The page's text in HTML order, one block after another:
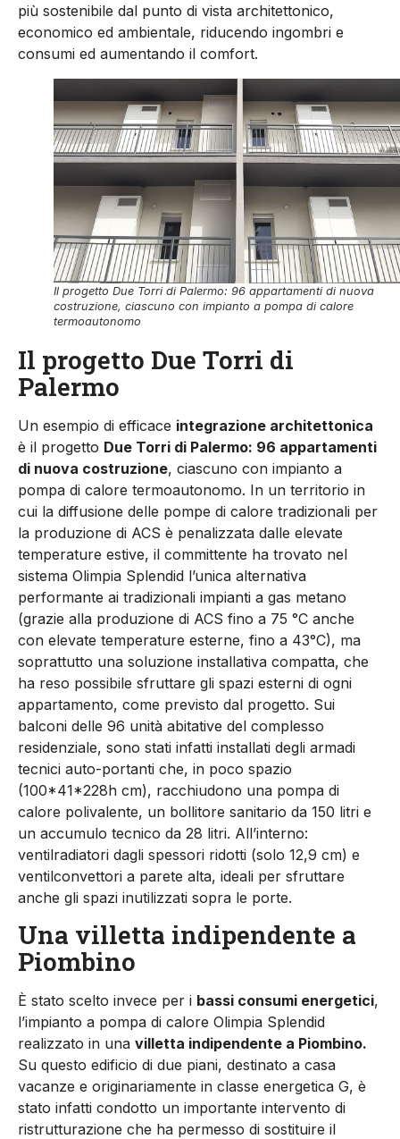
più sostenibile dal punto di vista architettonico,
economico ed ambientale, riducendo ingombri e
consumi ed aumentando il comfort.
Il progetto Due Torri di Palermo: 96 appartamenti di nuova
costruzione, ciascuno con impianto a pompa di calore
termoautonomo
Il progetto Due Torri di
Palermo
Un esempio di efficace integrazione architettonica
è il progetto Due Torri di Palermo: 96 appartamenti
di nuova costruzione, ciascuno con impianto a
pompa di calore termoautonomo. In un territorio in
cui la diffusione delle pompe di calore tradizionali per
la produzione di ACS è penalizzata dalle elevate
temperature estive, il committente ha trovato nel
sistema Olimpia Splendid l’unica alternativa
performante ai tradizionali impianti a gas metano
(grazie alla produzione di ACS fino a 75 °C anche
con elevate temperature esterne, fino a 43°C), ma
soprattutto una soluzione installativa compatta, che
ha reso possibile sfruttare gli spazi esterni di ogni
appartamento, come previsto dal progetto. Sui
balconi delle 96 unità abitative del complesso
residenziale, sono stati infatti installati degli armadi
tecnici auto-portanti che, in poco spazio
(100*41*228h cm), racchiudono una pompa di
calore polivalente, un bollitore sanitario da 150 litri e
un accumulo tecnico da 28 litri. All’interno:
ventilradiatori dagli spessori ridotti (solo 12,9 cm) e
ventilconvettori a parete alta, ideali per sfruttare
anche gli spazi inutilizzati sopra le porte.
Una villetta indipendente a
Piombino
È stato scelto invece per i bassi consumi energetici,
l’impianto a pompa di calore Olimpia Splendid
realizzato in una villetta indipendente a Piombino.
Su questo edificio di due piani, destinato a casa
vacanze e originariamente in classe energetica G, è
stato infatti condotto un importante intervento di
ristrutturazione che ha permesso di sostituire il